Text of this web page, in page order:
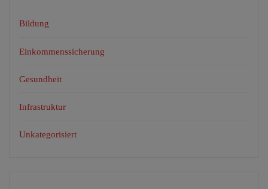
Bildung
Einkommenssicherung
Gesundheit
Infrastruktur
Unkategorisiert